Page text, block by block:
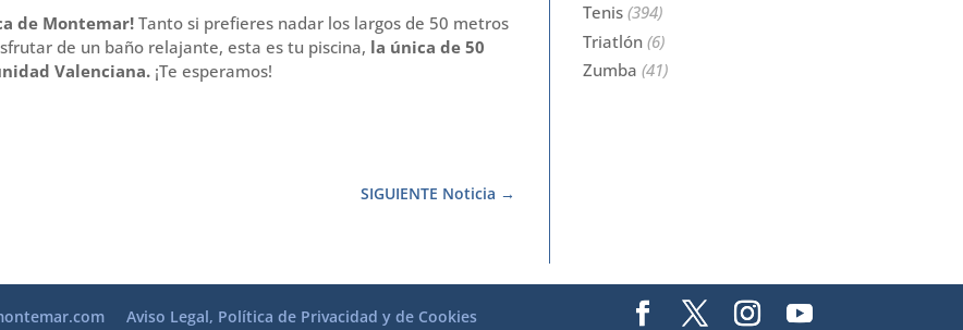
de Montemar! Tanto si prefieres nadar los largos de 50 metros
de un baño relajante, esta es tu piscina, la única de 50
Valenciana. ¡Te esperamos!
SIGUIENTE Noticia
Tenis(394)
Triatlón(6)
Zumba (41)
Aviso Legal, Política de Privacidad y de Cookies